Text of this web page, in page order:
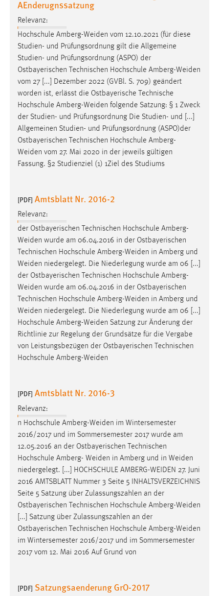
AEnderugnssatzung
Relevanz:
Hochschule Amberg-Weiden vom 12.10.2021 (für diese
Studien- und Prüfungsordnung gilt die Allgemeine
Studien- und Prüfungsordnung (ASPO) der
Ostbayerischen Technischen Hochschule Amberg-Weiden
vom 27 [...] Dezember 2022 (GVBl. S. 709) geändert
worden ist, erlässt die Ostbayerische Technische
Hochschule Amberg-Weiden folgende Satzung: § 1 Zweck
der Studien- und Prüfungsordnung Die Studien- und [...]
Allgemeinen Studien- und Prüfungsordnung (ASPO)der
Ostbayerischen Technischen Hochschule Amberg-
Weiden vom 27. Mai 2020 in der jeweils gültigen
Fassung. §2 Studienziel (1) 1Ziel des Studiums
[PDF] Amtsblatt Nr. 2016-2
Relevanz:
der Ostbayerischen Technischen Hochschule Amberg-
Weiden wurde am 06.04.2016 in der Ostbayerischen
Technischen Hochschule Amberg-Weiden in Amberg und
Weiden niedergelegt. Die Niederlegung wurde am 06 [...]
der Ostbayerischen Technischen Hochschule Amberg-
Weiden wurde am 06.04.2016 in der Ostbayerischen
Technischen Hochschule Amberg-Weiden in Amberg und
Weiden niedergelegt. Die Niederlegung wurde am 06 [...]
Hochschule Amberg-Weiden Satzung zur Änderung der
Richtlinie zur Regelung der Grundsätze für die Vergabe
von Leistungsbezügen der Ostbayerischen Technischen
Hochschule Amberg-Weiden
[PDF] Amtsblatt Nr. 2016-3
Relevanz:
n Hochschule Amberg-Weiden im Wintersemester
2016/2017 und im Sommersemester 2017 wurde am
12.05.2016 an der Ostbayerischen Technischen
Hochschule Amberg- Weiden in Amberg und in Weiden
niedergelegt. [...] HOCHSCHULE AMBERG-WEIDEN 27. Juni
2016 AMTSBLATT Nummer 3 Seite 5 INHALTSVERZEICHNIS
Seite 5 Satzung über Zulassungszahlen an der
Ostbayerischen Technischen Hochschule Amberg-Weiden
[...] Satzung über Zulassungszahlen an der
Ostbayerischen Technischen Hochschule Amberg-Weiden
im Wintersemester 2016/2017 und im Sommersemester
2017 vom 12. Mai 2016 Auf Grund von
[PDF] Satzungsaenderung GrO-2017